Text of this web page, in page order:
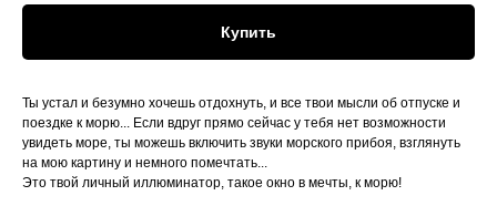
Купить
Ты устал и безумно хочешь отдохнуть, и все твои мысли об отпуске и
поездке к морю... Если вдруг прямо сейчас у тебя нет возможности
увидеть море, ты можешь включить звуки морского прибоя, взглянуть
на мою картину и немного помечтать...
Это твой личный иллюминатор, такое окно в мечты, к морю!